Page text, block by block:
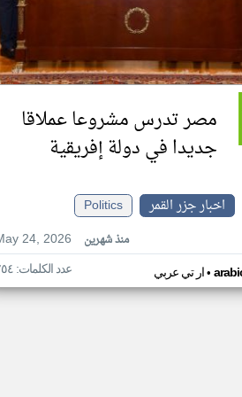
مصر تدرس مشروعا عملاقا
جديدا في دولة إفريقية
اخبار جزر القمر
Politics
24, 2026
منذ شهرين
ار تي عربي• عدد الكلمات: ٢٥٤